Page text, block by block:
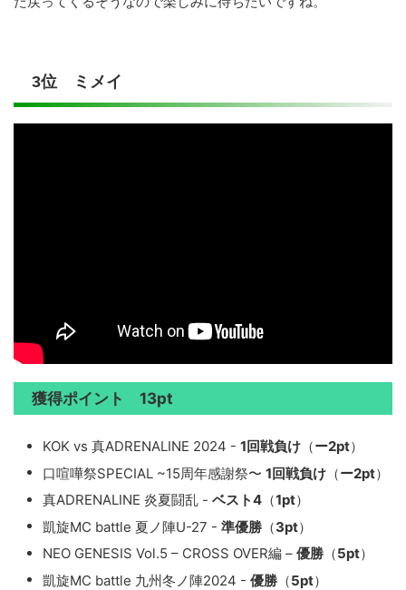
3位 ミメイ
獲得ポイント 13pt
KOK vs 真ADRENALINE 2024 - 1回戦負け （ー2pt）
口喧嘩祭SPECIAL ~15周年感謝祭〜 1回戦負け （ー2pt）
真ADRENALINE 炎夏闘乱 - ベスト4 （1pt）
凱旋MC battle 夏ノ陣U-27 - 準優勝 （3pt）
NEO GENESIS Vol.5 – CROSS OVER編 – 優勝 （5pt）
凱旋MC battle 九州冬ノ陣2024 - 優勝 （5pt）